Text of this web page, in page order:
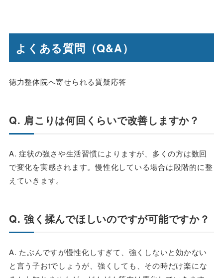
よくある質問（Q&A）
徳力整体院へ寄せられる質疑応答
Q. 肩こりは何回くらいで改善しますか？
A. 症状の強さや生活習慣によりますが、多くの方は数回
で変化を実感されます。慢性化している場合は段階的に整
えていきます。
Q. 強く揉んでほしいのですが可能ですか？
A. たぶんですが慢性化しすぎて、強くしないと効かない
と言う子おtでしょうが、強くしても、その時だけ楽にな